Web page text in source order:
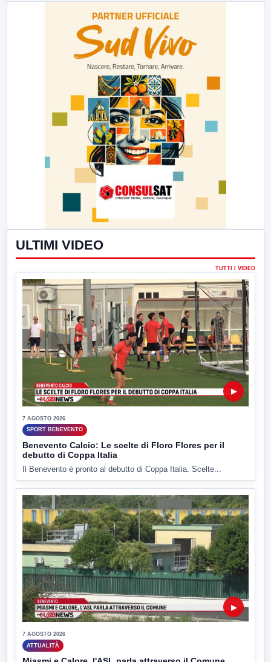
ULTIMI VIDEO
TUTTI I VIDEO
▶
7 AGOSTO 2026
SPORT BENEVENTO
Benevento Calcio: Le scelte di Floro Flores per il
debutto di Coppa Italia
Il Benevento è pronto al debutto di Coppa Italia. Scelte...
▶
7 AGOSTO 2026
ATTUALITÀ